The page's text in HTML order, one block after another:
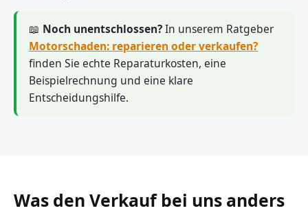
📖 Noch unentschlossen?In unserem Ratgeber
Motorschaden: reparieren oder verkaufen?
finden Sie echte Reparaturkosten, eine
Beispielrechnung und eine klare
Entscheidungshilfe.
Was den Verkauf bei uns anders